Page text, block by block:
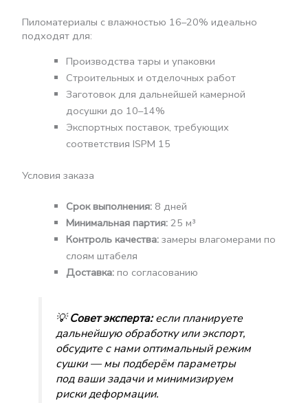
Пиломатериалы с влажностью 16–20% идеально
подходят для:
Производства тары и упаковки
Строительных и отделочных работ
Заготовок для дальнейшей камерной
досушки до 10–14%
Экспортных поставок, требующих
соответствия ISPM 15
Условия заказа
Срок выполнения: 8 дней
Минимальная партия: 25 м³
Контроль качества: замеры влагомерами по
слоям штабеля
Доставка: по согласованию
💡Совет эксперта:если планируете
дальнейшую обработку или экспорт,
обсудите с нами оптимальный режим
сушки — мы подберём параметры
под ваши задачи и минимизируем
риски деформации.